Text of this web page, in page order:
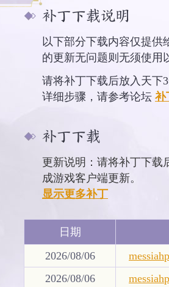
补丁下载说明
以下部分下载内容仅提
的更新无问题则无须使用
请将补丁下载后放入天下
详细步骤，请参考论坛 补
补丁下载
更新说明：请将补丁下载
成游戏客户端更新。
显示更多补丁
日期
2026/08/06
2026/08/06